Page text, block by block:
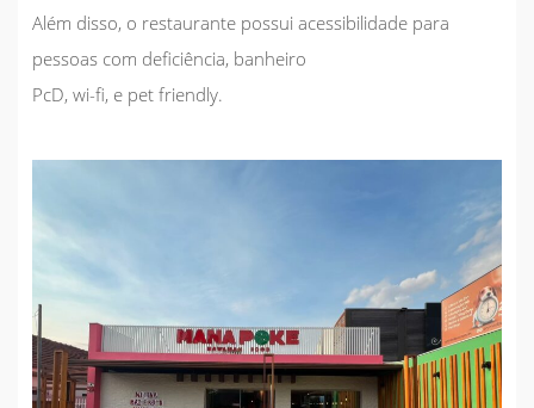
Além disso, o restaurante possui acessibilidade para
pessoas com deficiência, banheiro
PcD, wi-fi, e pet friendly.